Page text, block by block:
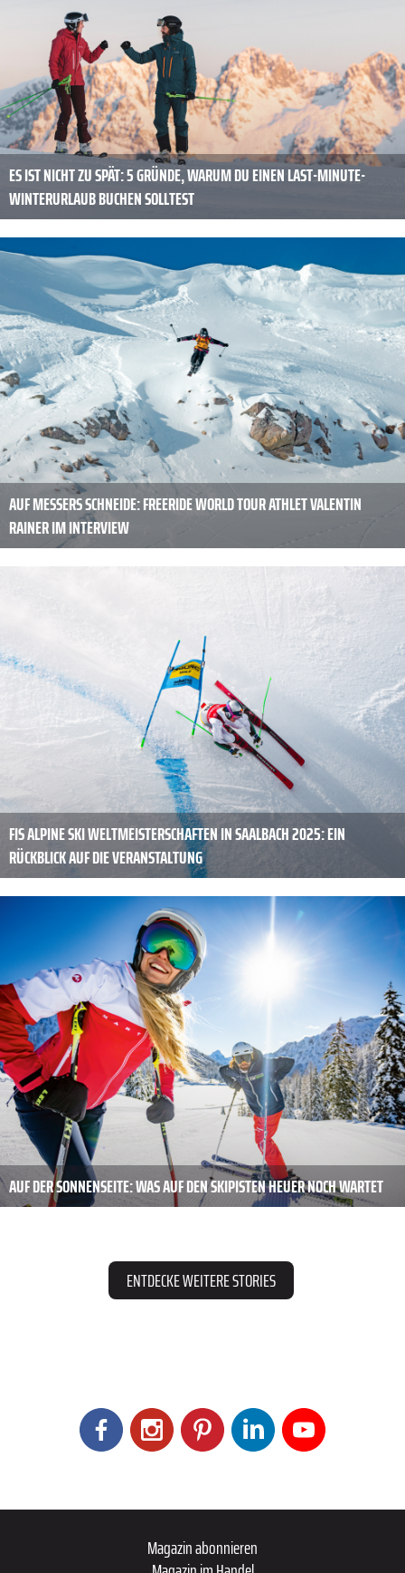
ES IST NICHT ZU SPÄT: 5 GRÜNDE, WARUM DU EINEN LAST-MINUTE-
WINTERURLAUB BUCHEN SOLLTEST
AUF MESSERS SCHNEIDE: FREERIDE WORLD TOUR ATHLET VALENTIN
RAINER IM INTERVIEW
FIS ALPINE SKI WELTMEISTERSCHAFTEN IN SAALBACH 2025: EIN
RÜCKBLICK AUF DIE VERANSTALTUNG
AUF DER SONNENSEITE: WAS AUF DEN SKIPISTEN HEUER NOCH WARTET
ENTDECKE WEITERE STORIES
Magazin abonnieren